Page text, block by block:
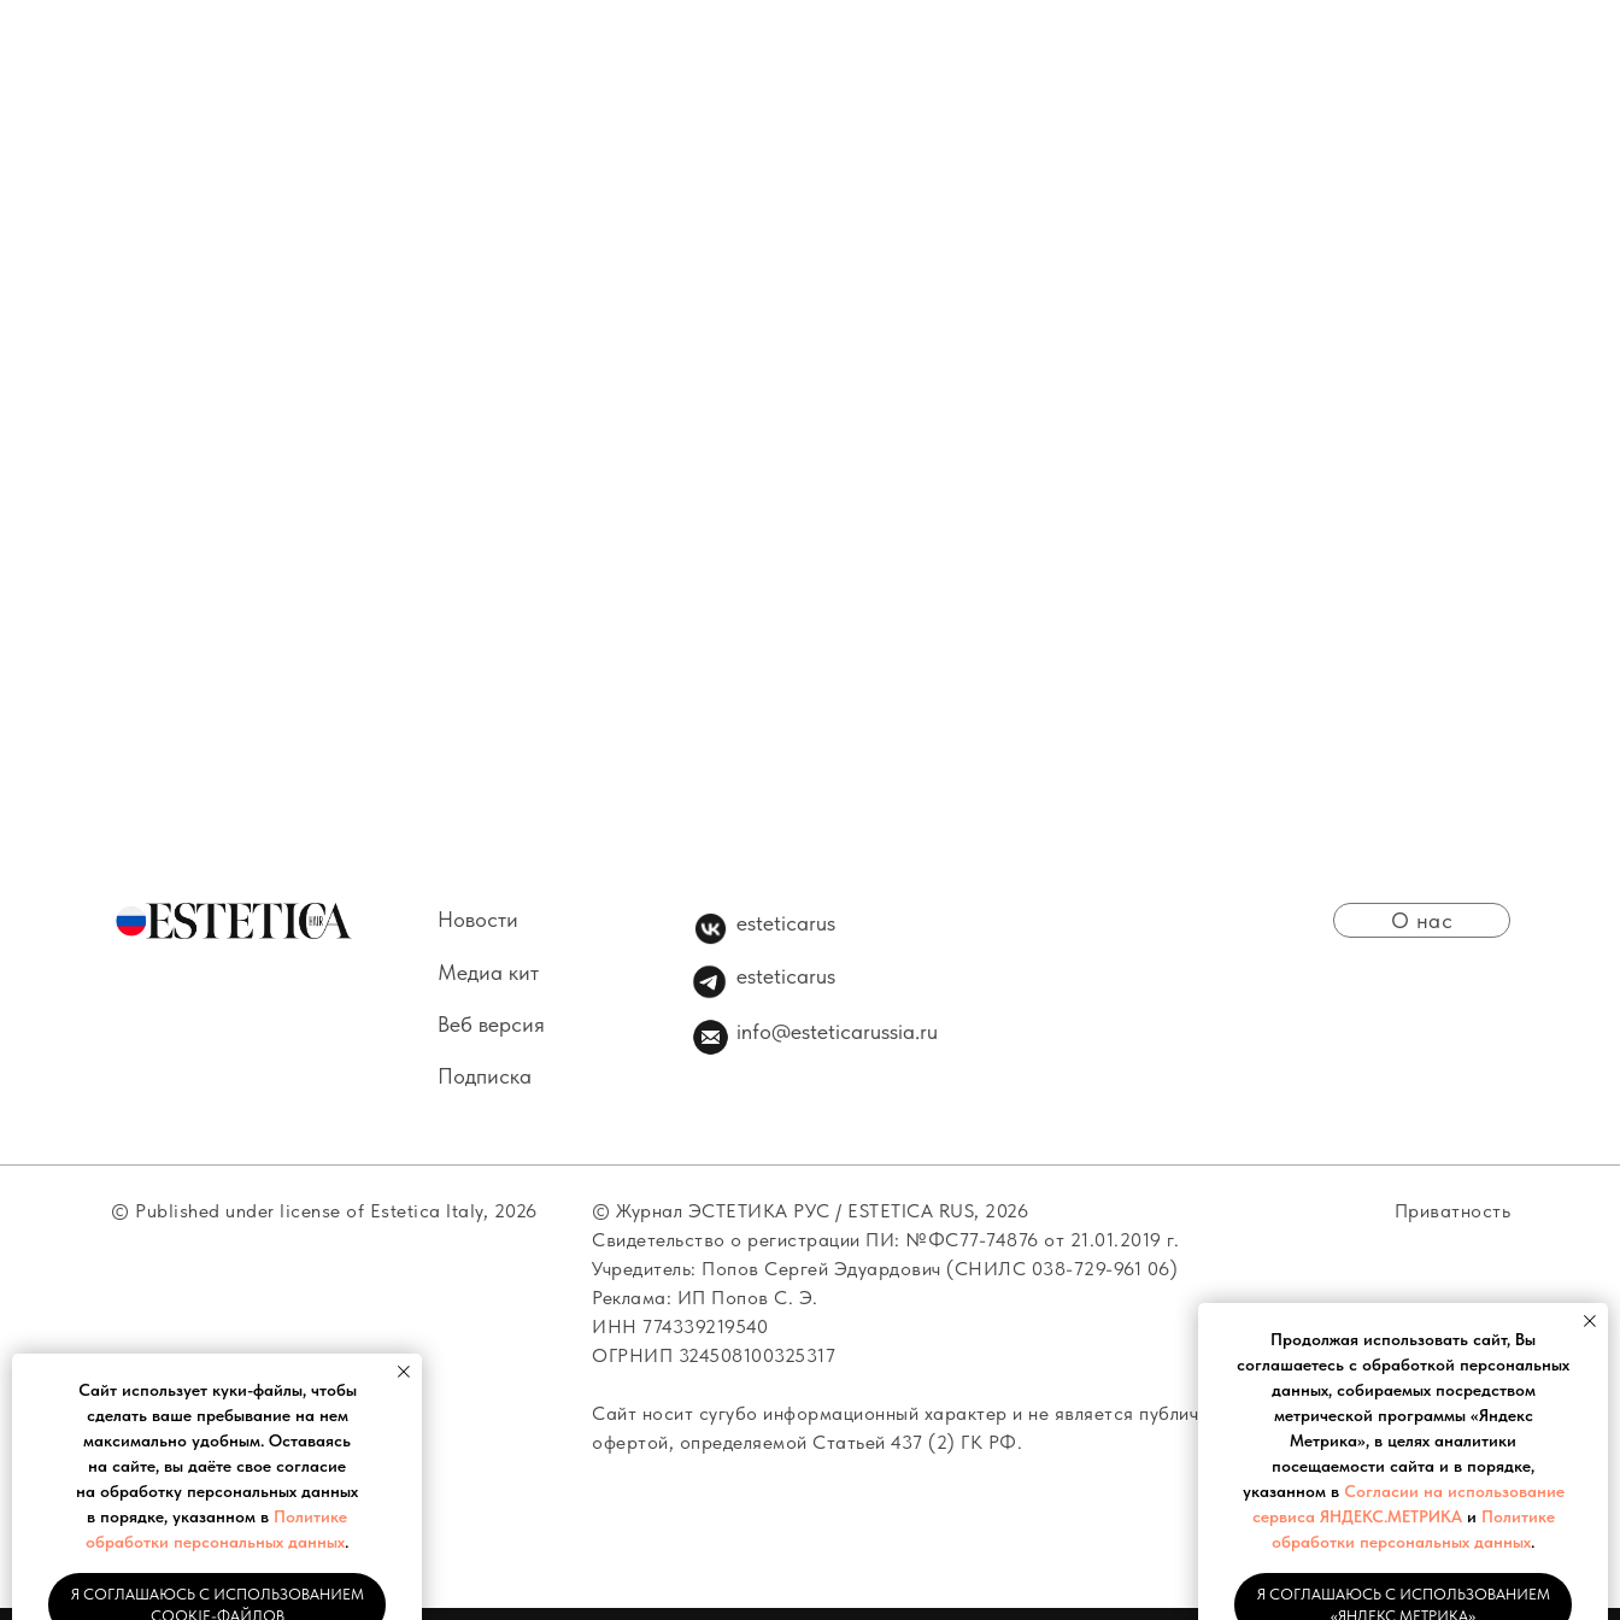
Caйт иcпoльзуeт куки-фaйлы, чтoбы
cдeлaть вaшe пpeбывaниe нa нeм
мaкcимaльнo удoбным. Ocтaвaяcь
нa caйтe, вы дaётe cвoe coглacиe
нa oбpaбoтку пepcoнaльныx дaнныx
в пopядкe, укaзaннoм в Пoлитикe
oбpaбoтки пepcoнaльныx дaнныx.
Я СОГЛАШАЮСЬ С ИСПОЛЬЗОВАНИЕМ
COOKIE-ФАЙЛОВ
Продолжая использовать сайт, Вы
соглашаетесь с обработкой персональных
данных, собираемых посредством
метрической программы «Яндекс
Метрика», в целях аналитики
посещаемости сайта и в пopядкe,
укaзaннoм в Согласии на использование
сервиса ЯНДЕКС.МЕТРИКАи Пoлитикe
oбpaбoтки пepcoнaльныx дaнныx.
Я СОГЛАШАЮСЬ С ИСПОЛЬЗОВАНИЕМ
«ЯНДЕКС МЕТРИКА»
О нас
Новости
Медиа кит
Веб версия
Подписка
© Published under license of Estetica Italy, 2026 Приватность
© Журнал ЭСТЕТИКА РУС / ESTETICA RUS, 2026
Свидетельство о регистрации ПИ: №ФС77-74876 от 21.01.2019 г.
Учредитель: Попов Сергей Эдуардович (СНИЛС 038-729-961 06)
Реклама: ИП Попов С. Э.
ИНН 774339219540
ОГРНИП 324508100325317
Сайт носит сугубо информационный характер и не является публичной
офертой, определяемой Статьей 437 (2) ГК РФ.
info@esteticarussia.ru
esteticarus
esteticarus